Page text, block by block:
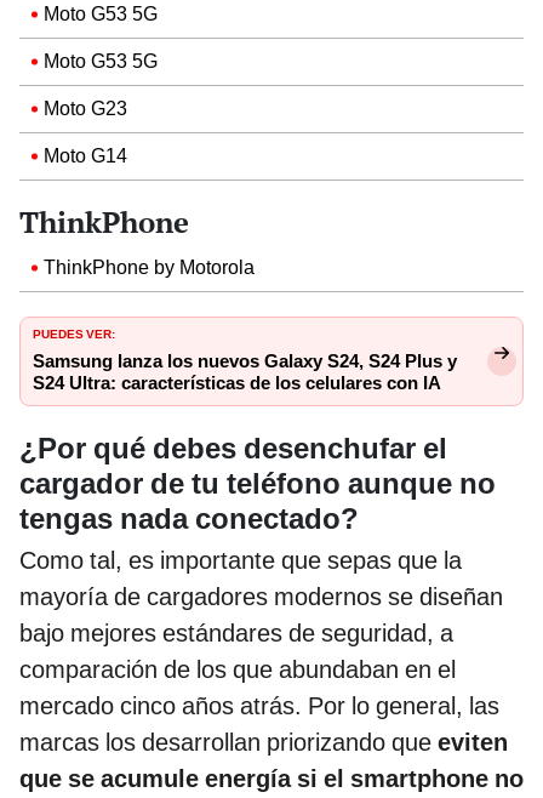
Moto G53 5G
Moto G53 5G
Moto G23
Moto G14
ThinkPhone
ThinkPhone by Motorola
PUEDES VER:
Samsung lanza los nuevos Galaxy S24, S24 Plus y
S24 Ultra: características de los celulares con IA
¿Por qué debes desenchufar el
cargador de tu teléfono aunque no
tengas nada conectado?
Como tal, es importante que sepas que la
mayoría de cargadores modernos se diseñan
bajo mejores estándares de seguridad, a
comparación de los que abundaban en el
mercado cinco años atrás. Por lo general, las
marcas los desarrollan priorizando que eviten
que se acumule energía si el smartphone no